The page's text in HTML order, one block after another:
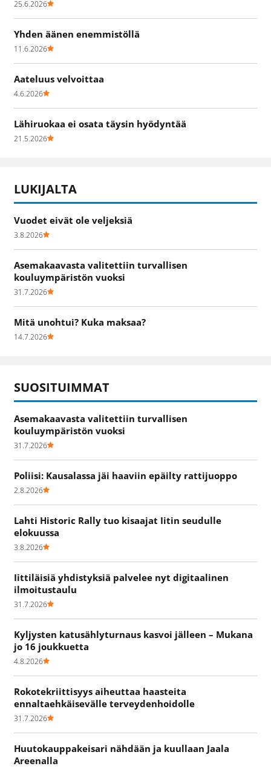
25.6.2026
Yhden äänen enemmistöllä
11.6.2026
Aateluus velvoittaa
4.6.2026
Lähiruokaa ei osata täysin hyödyntää
21.5.2026
LUKIJALTA
Vuodet eivät ole veljeksiä
3.8.2026
Asemakaavasta valitettiin turvallisen
kouluympäristön vuoksi
31.7.2026
Mitä unohtui? Kuka maksaa?
14.7.2026
SUOSITUIMMAT
Asemakaavasta valitettiin turvallisen
kouluympäristön vuoksi
31.7.2026
Poliisi: Kausalassa jäi haaviin epäilty rattijuoppo
2.8.2026
Lahti Historic Rally tuo kisaajat Iitin seudulle
elokuussa
3.8.2026
Iittiläisiä yhdistyksiä palvelee nyt digitaalinen
ilmoitustaulu
31.7.2026
Kyljysten katusählyturnaus kasvoi jälleen – Mukana
jo 16 joukkuetta
4.8.2026
Rokotekriittisyys aiheuttaa haasteita
ennaltaehkäisevälle terveydenhoidolle
31.7.2026
Huutokauppakeisari nähdään ja kuullaan Jaala
Areenalla